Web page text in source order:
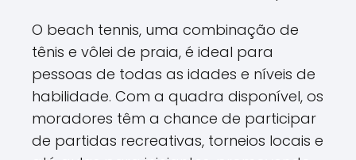
O beach tennis, uma combinação de
tênis e vôlei de praia, é ideal para
pessoas de todas as idades e níveis de
habilidade. Com a quadra disponível, os
moradores têm a chance de participar
de partidas recreativas, torneios locais e